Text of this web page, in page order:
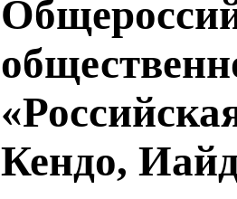
Кендо,